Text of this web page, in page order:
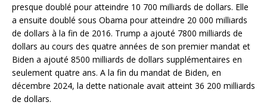
presque doublé pour atteindre 10 700 milliards de dollars. Elle
a ensuite doublé sous Obama pour atteindre 20 000 milliards
de dollars à la fin de 2016. Trump a ajouté 7800 milliards de
dollars au cours des quatre années de son premier mandat et
Biden a ajouté 8500 milliards de dollars supplémentaires en
seulement quatre ans. A la fin du mandat de Biden, en
décembre 2024, la dette nationale avait atteint 36 200 milliards
de dollars.